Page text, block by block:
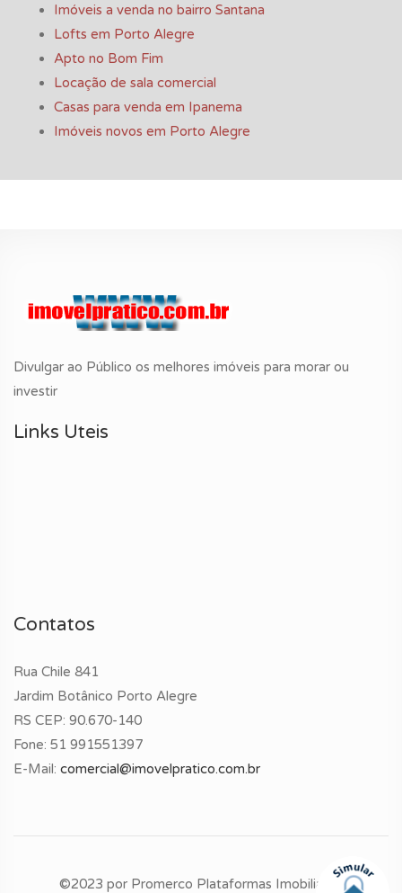
Imóveis a venda no bairro Santana
Lofts em Porto Alegre
Apto no Bom Fim
Locação de sala comercial
Casas para venda em Ipanema
Imóveis novos em Porto Alegre
Divulgar ao Público os melhores imóveis para morar ou
investir
Links Uteis
Contatos
Rua Chile 841
Jardim Botânico Porto Alegre
RS CEP: 90.670-140
Fone: 51 991551397
E-Mail: comercial@imovelpratico.com.br
©2023 por Promerco Plataformas Imobiliárias